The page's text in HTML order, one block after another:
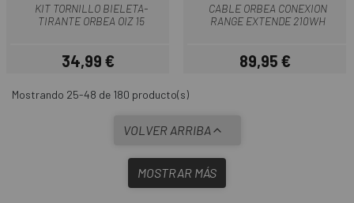
KIT TORNILLO BIELETA-
TIRANTE ORBEA OIZ 15
Precio
34,99 €
CABLE ORBEA CONEXION
RANGE EXTENDE 210WH
Precio
89,95 €
Mostrando 25-48 de 180 producto(s)
VOLVER ARRIBA
MOSTRAR MÁS